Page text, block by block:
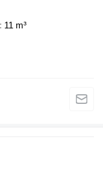
11 m³